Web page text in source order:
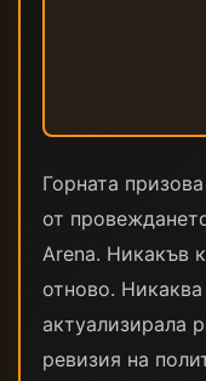
Горната
от
Arena. Никакъв
отново.
актуализирала
ревизия на